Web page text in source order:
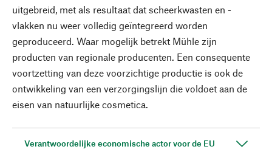
uitgebreid, met als resultaat dat scheerkwasten en -
vlakken nu weer volledig geïntegreerd worden
geproduceerd. Waar mogelijk betrekt Mühle zijn
producten van regionale producenten. Een consequente
voortzetting van deze voorzichtige productie is ook de
ontwikkeling van een verzorgingslijn die voldoet aan de
eisen van natuurlijke cosmetica.
Verantwoordelijke economische actor voor de EU